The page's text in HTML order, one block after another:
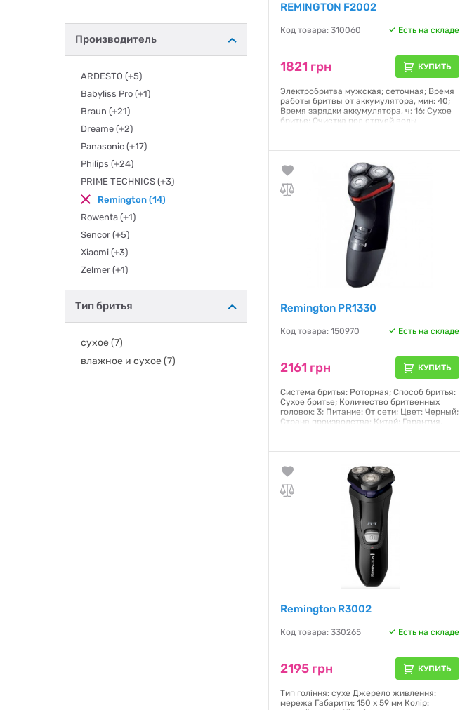
Производитель
ARDESTO (+5)
Babyliss Pro (+1)
Braun (+21)
Dreame (+2)
Panasonic (+17)
Philips (+24)
PRIME TECHNICS (+3)
Remington (14)
Rowenta (+1)
Sencor (+5)
Xiaomi (+3)
Zelmer (+1)
Тип бритья
сухое(7)
влажное и сухое(7)
REMINGTON F2002
Код товара: 310060 Есть на складе
1821 грн КУПИТЬ
Электробритва мужская; сеточная; Время
работы бритвы от аккумулятора, мин: 40;
Время зарядки аккумулятора, ч: 16; Сухое
бритье; Очистка под струей воды
Remington PR1330
Код товара: 150970 Есть на складе
2161 грн КУПИТЬ
Система бритья: Роторная; Способ бритья:
Сухое бритье; Количество бритвенных
головок: 3; Питание: От сети; Цвет: Черный;
Страна производства: Китай; Гарантия,
Гарантия:24 месяца
Remington R3002
Код товара: 330265 Есть на складе
2195 грн КУПИТЬ
Тип гоління: сухе Джерело живлення:
мережа Габарити: 150 х 59 мм Колір: